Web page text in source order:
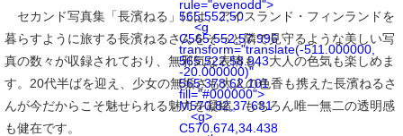
565.552,50
C565.552,57.996
565.522,58.943
565.378,62.101
M570.82,37.631
C570.674,34.438
rule="evenodd">
<g
transform="translate(-511.000000,
-20.000000)"
fill="#000000">
<g>
セカンド写真集「長濱ねる」には、アイスランド・フィンランドを
暮らすように旅する長濱ねるさんをそっと隣で見守るような美しい写
真の数々が収録されており、無邪気な表情も、大人の色気も楽しめま
す。20代半ばを迎え、少女の無垢さも大人の色香も携えた長濱ねるさ
んが今だからこそ魅せられる魅力を凝縮。もちろん唯一無二の透明感
も健在です。